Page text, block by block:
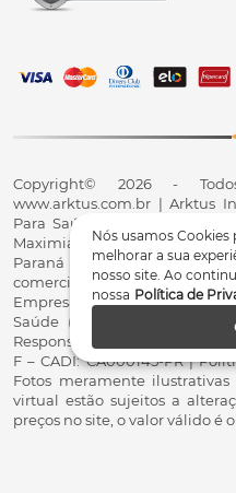
Nós usamos Cookies
melhorar a sua
nosso site. Ao
nossa Política de
Copyright© 2026 -
www.arktus.com.br | Arktus
Para Saúde Ltda | CNPJ:
Maximiano, 107, Parque
Paraná - CEP 85825-900 -
comercial@arktus.com.br |
Empresa - AFE/ANVISA -
Saúde (Correlatos): 8.02.844-
Responsável Técnico Dr. Alex
F – CADI: CA000145-PR |
Fotos meramente
virtual estão sujeitos a
preços no site, o valor válido é